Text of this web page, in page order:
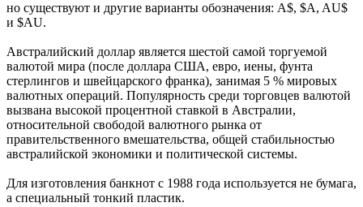
но существуют и другие варианты обозначения: A$, $A, AU$
и $AU.
Австралийский доллар является шестой самой торгуемой
валютой мира (после доллара США, евро, иены, фунта
стерлингов и швейцарского франка), занимая 5 % мировых
валютных операций. Популярность среди торговцев валютой
вызвана высокой процентной ставкой в Австралии,
относительной свободой валютного рынка от
правительственного вмешательства, общей стабильностью
австралийской экономики и политической системы.
Для изготовления банкнот с 1988 года используется не бумага,
а специальный тонкий пластик.